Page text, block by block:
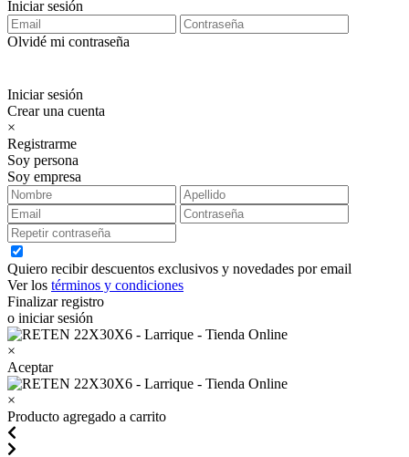
Iniciar sesión
Olvidé mi contraseña
Iniciar sesión
Crear una cuenta
×
Registrarme
Soy persona
Soy empresa
Quiero recibir descuentos exclusivos y novedades por email
Ver los términos y condiciones
Finalizar registro
o iniciar sesión
×
Aceptar
×
Producto agregado a carrito